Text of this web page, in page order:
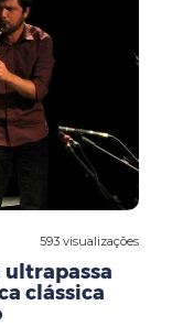
593 visualizações
ultrapassa
clássica